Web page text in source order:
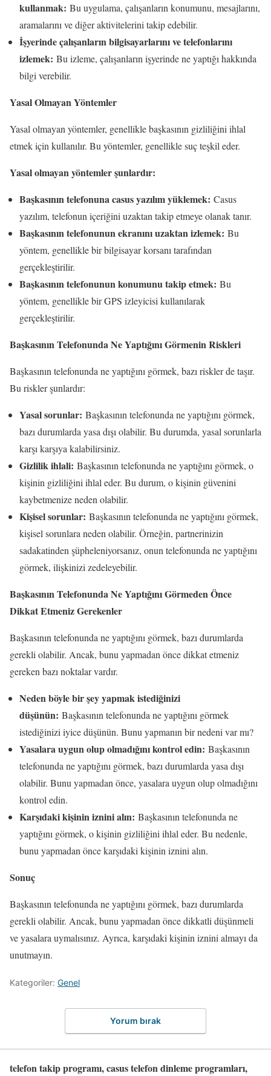
kullanmak: Bu uygulama, çalışanların konumunu, mesajlarını,
aramalarını ve diğer aktivitelerini takip edebilir.
İşyerinde çalışanların bilgisayarlarını ve telefonlarını
izlemek: Bu izleme, çalışanların işyerinde ne yaptığı hakkında
bilgi verebilir.
Yasal Olmayan Yöntemler
Yasal olmayan yöntemler, genellikle başkasının gizliliğini ihlal
etmek için kullanılır. Bu yöntemler, genellikle suç teşkil eder.
Yasal olmayan yöntemler şunlardır:
Başkasının telefonuna casus yazılım yüklemek: Casus
yazılım, telefonun içeriğini uzaktan takip etmeye olanak tanır.
Başkasının telefonunun ekranını uzaktan izlemek: Bu
yöntem, genellikle bir bilgisayar korsanı tarafından
gerçekleştirilir.
Başkasının telefonunun konumunu takip etmek: Bu
yöntem, genellikle bir GPS izleyicisi kullanılarak
gerçekleştirilir.
Başkasının Telefonunda Ne Yaptığını Görmenin Riskleri
Başkasının telefonunda ne yaptığını görmek, bazı riskler de taşır.
Bu riskler şunlardır:
Yasal sorunlar: Başkasının telefonunda ne yaptığını görmek,
bazı durumlarda yasa dışı olabilir. Bu durumda, yasal sorunlarla
karşı karşıya kalabilirsiniz.
Gizlilik ihlali: Başkasının telefonunda ne yaptığını görmek, o
kişinin gizliliğini ihlal eder. Bu durum, o kişinin güvenini
kaybetmenize neden olabilir.
Kişisel sorunlar: Başkasının telefonunda ne yaptığını görmek,
kişisel sorunlara neden olabilir. Örneğin, partnerinizin
sadakatinden şüpheleniyorsanız, onun telefonunda ne yaptığını
görmek, ilişkinizi zedeleyebilir.
Başkasının Telefonunda Ne Yaptığını Görmeden Önce
Dikkat Etmeniz Gerekenler
Başkasının telefonunda ne yaptığını görmek, bazı durumlarda
gerekli olabilir. Ancak, bunu yapmadan önce dikkat etmeniz
gereken bazı noktalar vardır.
Neden böyle bir şey yapmak istediğinizi
düşünün: Başkasının telefonunda ne yaptığını görmek
istediğinizi iyice düşünün. Bunu yapmanın bir nedeni var mı?
Yasalara uygun olup olmadığını kontrol edin: Başkasının
telefonunda ne yaptığını görmek, bazı durumlarda yasa dışı
olabilir. Bunu yapmadan önce, yasalara uygun olup olmadığını
kontrol edin.
Karşıdaki kişinin iznini alın: Başkasının telefonunda ne
yaptığını görmek, o kişinin gizliliğini ihlal eder. Bu nedenle,
bunu yapmadan önce karşıdaki kişinin iznini alın.
Sonuç
Başkasının telefonunda ne yaptığını görmek, bazı durumlarda
gerekli olabilir. Ancak, bunu yapmadan önce dikkatli düşünmeli
ve yasalara uymalısınız. Ayrıca, karşıdaki kişinin iznini almayı da
unutmayın.
Kategoriler: Genel
Yorum bırak
telefon takip programı, casus telefon dinleme programları,